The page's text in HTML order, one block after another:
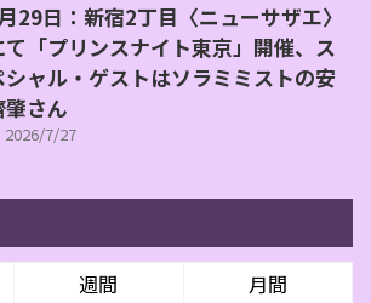
29日：新宿2丁目〈ニューサザエ〉
て「プリンスナイト東京」開催、ス
シャル・ゲストはソラミミストの安
肇さん
2026/7/27
週間 月間